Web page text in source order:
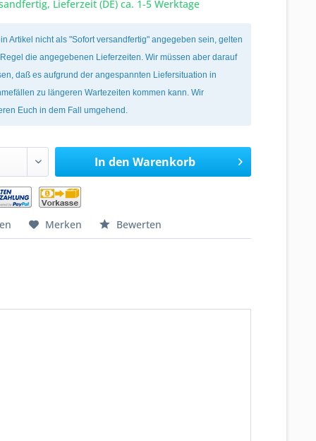
Lieferzeit (DE) ca. 1-5 Werktage
Artikel nicht als "Sofort versandfertig" angegeben sein, gelten
die angegebenen Lieferzeiten. Wir müssen aber darauf
daß es aufgrund der angespannten Liefersituation in
zu längeren Wartezeiten kommen kann. Wir
Euch in dem Fall umgehend.
In den Warenkorb
Merken Bewerten